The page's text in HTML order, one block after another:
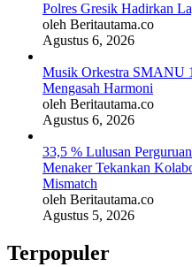
Polres Gresik Hadirkan
oleh Beritautama.co
Agustus 6, 2026
Musik Orkestra SMANU
Mengasah Harmoni
oleh Beritautama.co
Agustus 6, 2026
33,5 % Lulusan
Menaker Tekankan
Mismatch
oleh Beritautama.co
Agustus 5, 2026
Terpopuler